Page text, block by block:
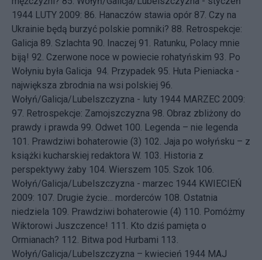
1944 LUTY 2009: 86. Hanaczów stawia opór 87. Czy na
Ukrainie będą burzyć polskie pomniki? 88. Retrospekcje:
Galicja 89. Szlachta 90. Inaczej 91.
Ratunku, Polacy mnie
biją! 92. Czerwone noce w powiecie rohatyńskim 93. Po
Wołyniu była Galicja 94. Przypadek 95. Huta Pieniacka -
największa zbrodnia na wsi polskiej 96.
Wołyń/Galicja/Lubelszczyzna - luty 1944 MARZEC 2009:
97. Retrospekcje: Zamojszczyzna 98. Obraz zbliżony do
prawdy i prawda 99. Odwet 100. Legenda – nie legenda
101.
Prawdziwi bohaterowie (3) 102. Jaja po wołyńsku – z
książki kucharskiej redaktora W. 103. Historia z
perspektywy żaby 104. Wierszem 105. Szok 106.
Wołyń/Galicja/Lubelszczyzna - marzec 1944 KWIECIEŃ
2009: 107. Drugie życie... morderców 108. Ostatnia
niedziela 109. Prawdziwi bohaterowie (4) 110. Pomóżmy
Wiktorowi Juszczence! 111.
Kto dziś pamięta o
Ormianach? 112. Bitwa pod Hurbami 113.
Wołyń/Galicja/Lubelszczyzna – kwiecień 1944 MAJ